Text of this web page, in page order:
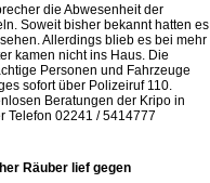
die Abwesenheit der
Soweit bisher bekannt hatten es
Allerdings blieb es bei mehr
kamen nicht ins Haus. Die
Personen und Fahrzeuge
sofort über Polizeiruf 110.
Beratungen der Kripo in
Telefon 02241 / 5414777
Räuber lief gegen